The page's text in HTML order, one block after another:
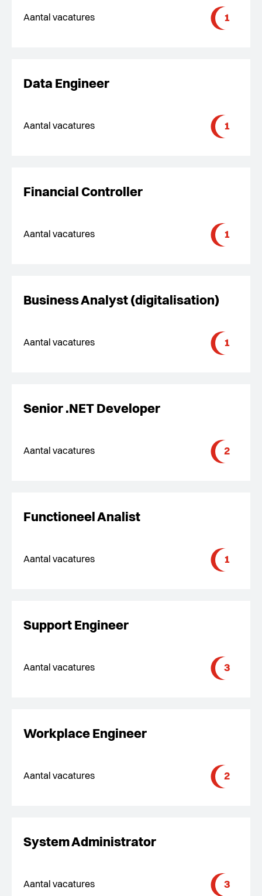
Aantal vacatures 1
Data Engineer
Aantal vacatures 1
Financial Controller
Aantal vacatures 1
Business Analyst (digitalisation)
Aantal vacatures 1
Senior .NET Developer
Aantal vacatures 2
Functioneel Analist
Aantal vacatures 1
Support Engineer
Aantal vacatures 3
Workplace Engineer
Aantal vacatures 2
System Administrator
Aantal vacatures 3